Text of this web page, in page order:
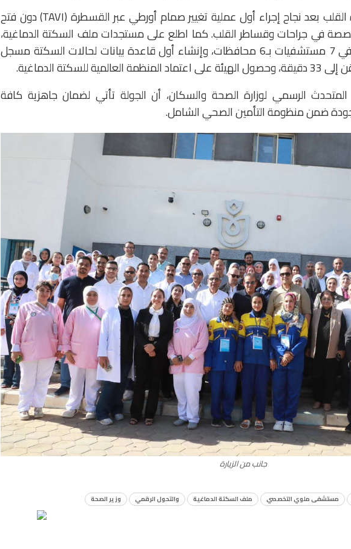
وأشاد الوزير بأداء قسم قسطرة القلب بعد نجاح إجراء أول عملية تغيير صمام أورطي عبر القسطرة (TAVI) دون فتح
في جراحات وقساطر القلب. كما اطلع على مستجدات ملف السكتة الدماغية،
حيث تم تفعيل الكود الخاص به في 7 مستشفيات بـ6 محافظات، وإنشاء أول قاعدة بيانات لحالات السكتة مسجل
المتحدث الرسمي لوزارة الصحة والسكان، أن الجولة تأتي لضمان جاهزية كافة
ضمن منظومة التأمين الصحي الشامل.
جانب من الزيارة
مستشفى ملوي التخصصي ملف السكتة الدماغية والتحول الرقمي وزير الصحة